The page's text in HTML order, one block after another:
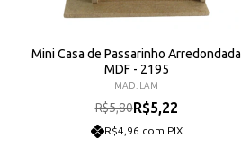
Mini Casa de Passarinho Arredondada
MDF - 2195
MAD. LAM
R$5,80R$5,22
R$4,96 com PIX